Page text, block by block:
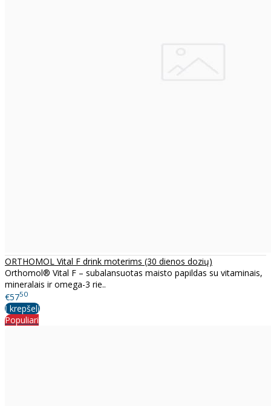
ORTHOMOL Vital F drink moterims (30 dienos dozių)
Orthomol® Vital F – subalansuotas maisto papildas su vitaminais,
mineralais ir omega-3 rie..
€5750
Į krepšelį
Populiari